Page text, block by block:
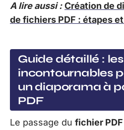
A lire aussi : Création de
de fichiers PDF : étapes
Guide détaillé :
incontournables
un diaporama à
PDF
Le passage du fichier PDF